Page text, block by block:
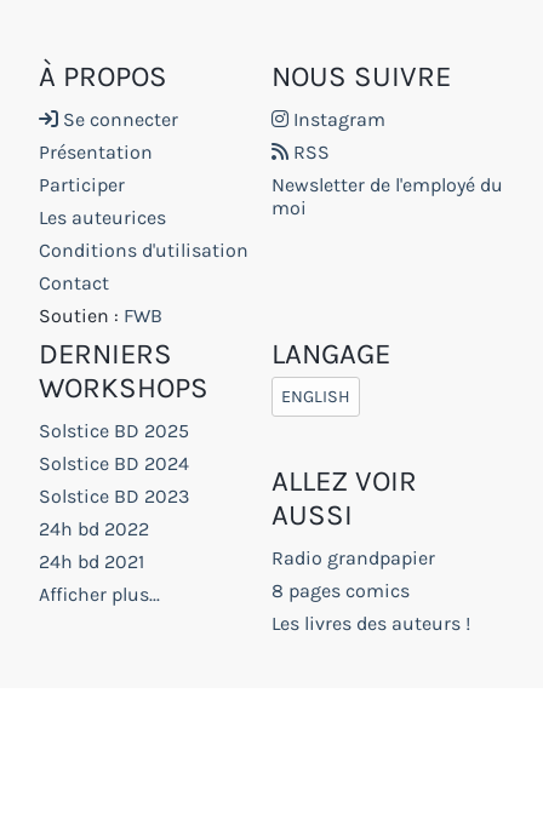
À PROPOS
Se connecter
Présentation
Participer
Les auteurices
Conditions d'utilisation
Contact
Soutien : FWB
NOUS SUIVRE
Instagram
RSS
Newsletter de l'employé du
moi
DERNIERS
WORKSHOPS
Solstice BD 2025
Solstice BD 2024
Solstice BD 2023
24h bd 2022
24h bd 2021
Afficher plus...
LANGAGE
ENGLISH
ALLEZ VOIR
AUSSI
Radio grandpapier
8 pages comics
Les livres des auteurs !